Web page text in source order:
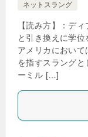
ネットスラング
【読み方】：デ
と引き換えに学位
アメリカにおいて
を指すスラングと
ーミル […]